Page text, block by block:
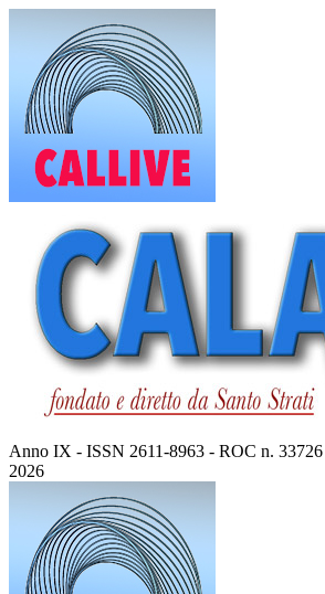
contenuto
Anno IX - ISSN 2611-8963 - ROC n. 33726
2026